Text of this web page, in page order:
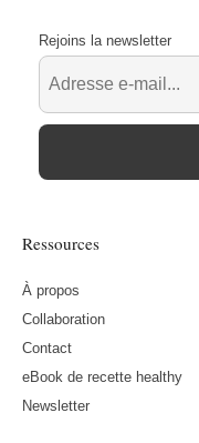
Ressources
À propos
Collaboration
Contact
eBook de recette healthy
Newsletter
Rejoins la newsletter